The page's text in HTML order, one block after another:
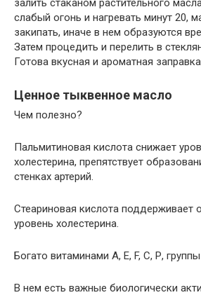
залить стаканом растительного
слабый огонь и нагревать минут 20,
закипать, иначе в нем образуются
Затем процедить и перелить в
Готова вкусная и ароматная
Ценное тыквенное масло
Чем полезно?
Пальмитиновая кислота снижает
холестерина, препятствует
стенках артерий.
Стеариновая кислота поддерживает
уровень холестерина.
Богато витаминами А, Е, F, С, Р,
В нем есть важные биологически